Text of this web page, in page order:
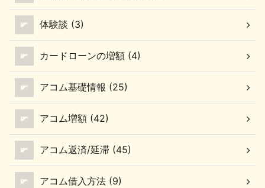
アルカ] 限度額増額は電
話で申込み ここでのポイ
ント アルカ支店に電話を
して限度額の増額を申し
込む スーパーアルカの限
度額増額は 「電話」から
申込むことができ ...
体験談 (3)
カードローンの増額 (4)
アコム基礎情報 (25)
アコム増額 (42)
アコム返済/延滞 (45)
アコム借入方法 (9)